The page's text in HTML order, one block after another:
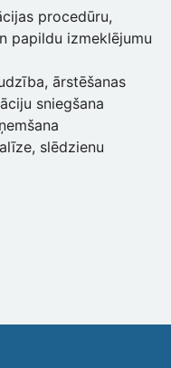
procedūru,
papildu izmeklējumu
ārstēšanas
sniegšana
slēdzienu